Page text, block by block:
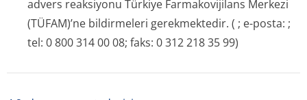
advers reaksiyonu Türkiye Farmakovijilans Merkezi
(TÜFAM)’ne bildirmeleri gerekmektedir. ( ; e-posta: ;
tel: 0 800 314 00 08; faks: 0 312 218 35 99)